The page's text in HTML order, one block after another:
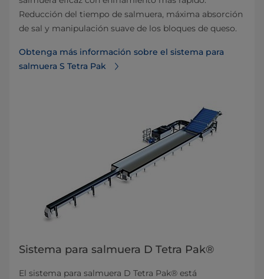
Reducción del tiempo de salmuera, máxima absorción
de sal y manipulación suave de los bloques de queso.
Obtenga más información sobre el sistema para
salmuera S Tetra Pak
Sistema para salmuera D Tetra Pak®
El sistema para salmuera D Tetra Pak® está